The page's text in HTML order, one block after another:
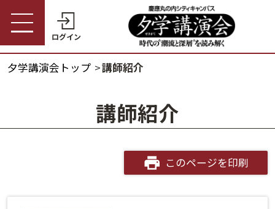
ログイン
パスワード
夕学講演会トップ 講師紹介
講師紹介
このページを印刷
夕学講演会とは
開催概要
受講料金・割引制度